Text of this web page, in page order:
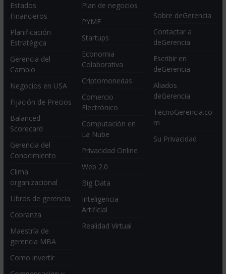
Estados
Financieros
Planificación
Estratégica
Gerencia del
Cambio
Negocios en USA
Fijación de Precios
Balanced
Scorecard
Gerencia del
Conocimiento
Clima
organizacional
Libros de gerencia
Cobranza
Maestría de
gerencia MBA
Como invertir
Plan de negocios
PYME
Startups
Economia
Colaborativa
Criptomonedas
Comercio
Electrónico
Computación en
La Nube
Privacidad Online
Web 2.0
Big Data
Inteligencia
Artificial
Realidad Virtual
Sobre deGerencia
Contactar a
deGerencia
Escribir en
deGerencia
Aliados
deGerencia
TecnoGerencia.co
m
Su Privacidad